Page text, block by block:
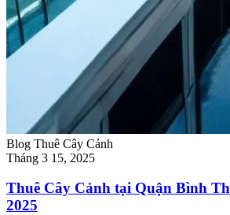
Blog Thuê Cây Cảnh
Tháng 3 15, 2025
Thuê Cây Cảnh tại Quận Bình
2025